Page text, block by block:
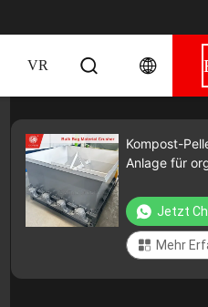
VR
Kompost-
Anlage für
Jetzt
Mehr